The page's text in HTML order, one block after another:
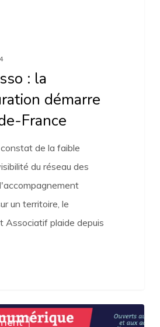
: la
démarre
France
de la faible
du réseau des
un territoire, le
Associatif plaide depuis